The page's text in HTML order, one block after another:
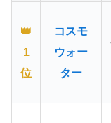
👑
1
位
コスモ
ウォー
ター